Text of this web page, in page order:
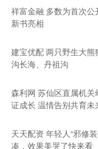
祥富金融 多数为首次
新书亮相
建宝优配 两只野生大
沟长海、丹祖沟
森利网 苏仙区直属机
证成长 温情告别共育未
天天配资 年轻人“邪修
凑，效果美哭了快来看